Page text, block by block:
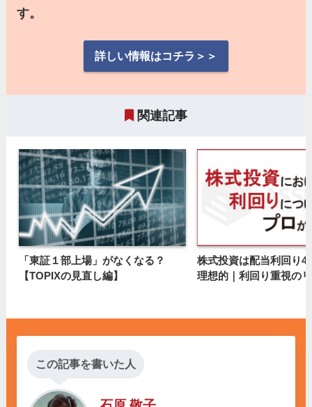
す。
詳しい情報はコチラ＞＞
関連記事
「東証１部上場」がなくなる？
【TOPIXの見直し編】
株式投資は配当利回り4
理想的｜利回り重視の
この記事を書いた人